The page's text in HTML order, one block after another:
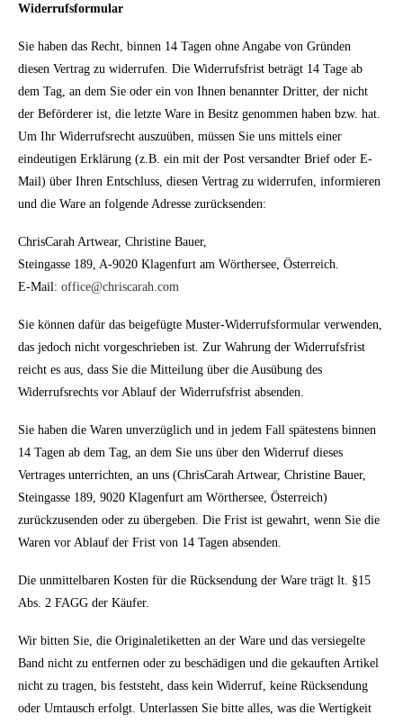
Widerrufsformular
Sie haben das Recht, binnen 14 Tagen ohne Angabe von Gründen
diesen Vertrag zu widerrufen. Die Widerrufsfrist beträgt 14 Tage ab
dem Tag, an dem Sie oder ein von Ihnen benannter Dritter, der nicht
der Beförderer ist, die letzte Ware in Besitz genommen haben bzw. hat.
Um Ihr Widerrufsrecht auszuüben, müssen Sie uns mittels einer
eindeutigen Erklärung (z.B. ein mit der Post versandter Brief oder E-
Mail) über Ihren Entschluss, diesen Vertrag zu widerrufen, informieren
und die Ware an folgende Adresse zurücksenden:
ChrisCarah Artwear, Christine Bauer,
Steingasse 189, A-9020 Klagenfurt am Wörthersee, Österreich.
E-Mail: office@chriscarah.com
Sie können dafür das beigefügte Muster-Widerrufsformular verwenden,
das jedoch nicht vorgeschrieben ist. Zur Wahrung der Widerrufsfrist
reicht es aus, dass Sie die Mitteilung über die Ausübung des
Widerrufsrechts vor Ablauf der Widerrufsfrist absenden.
Sie haben die Waren unverzüglich und in jedem Fall spätestens binnen
14 Tagen ab dem Tag, an dem Sie uns über den Widerruf dieses
Vertrages unterrichten, an uns (ChrisCarah Artwear, Christine Bauer,
Steingasse 189, 9020 Klagenfurt am Wörthersee, Österreich)
zurückzusenden oder zu übergeben. Die Frist ist gewahrt, wenn Sie die
Waren vor Ablauf der Frist von 14 Tagen absenden.
Die unmittelbaren Kosten für die Rücksendung der Ware trägt lt. §15
Abs. 2 FAGG der Käufer.
Wir bitten Sie, die Originaletiketten an der Ware und das versiegelte
Band nicht zu entfernen oder zu beschädigen und die gekauften Artikel
nicht zu tragen, bis feststeht, dass kein Widerruf, keine Rücksendung
oder Umtausch erfolgt. Unterlassen Sie bitte alles, was die Wertigkeit